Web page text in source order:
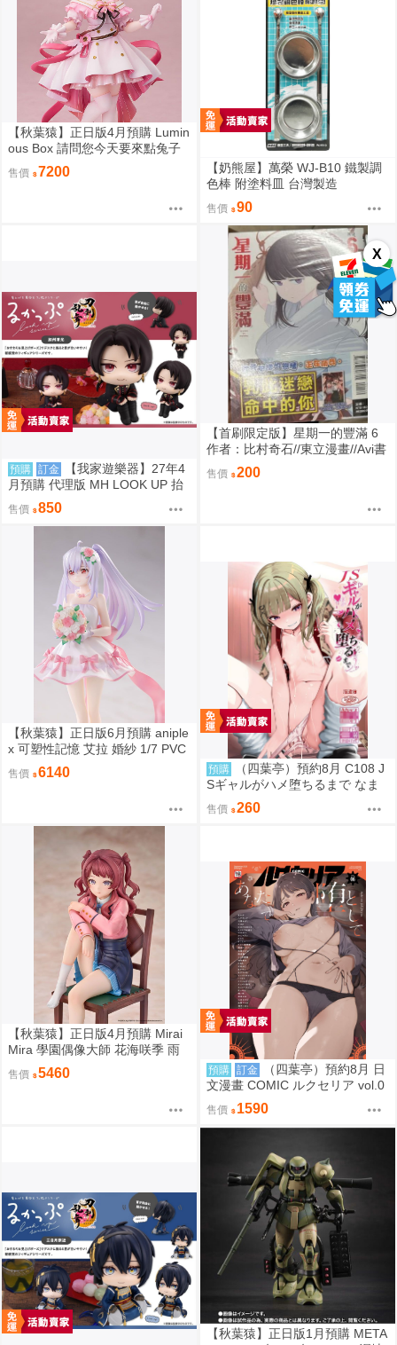
X
【秋葉猿】正日版4月預購 Lumin
ous Box 請問您今天要來點兔子
嗎？ 保登心愛 禮服 1/7 PVC 完
成品
售價 7200
【奶熊屋】萬榮 WJ-B10 鐵製調
色棒 附塗料皿 台灣製造
售價 90
預購 訂金
【我家遊樂器】27年4
月預購 代理版 MH LOOK UP 抬
頭系列 刀劍亂舞ONLINE 加州清
光
售價 850
【首刷限定版】星期一的豐滿 6
作者：比村奇石//東立漫畫//Avi書
售價 200
【秋葉猿】正日版6月預購 aniple
x 可塑性記憶 艾拉 婚紗 1/7 PVC
完成品
售價 6140 預購
（四葉亭）預約8月 C108 J
Sギャルがハメ堕ちるまで なま
もななせ
售價 260
【秋葉猿】正日版4月預購 Mirai
Mira 學園偶像大師 花海咲季 雨
後鳶尾花 特訓前 1/7 PVC 完成品
售價 5460 預購 訂金
（四葉亭）預約8月 日
文漫畫 COMIC ルクセリア vol.0
6 特典：B2掛軸、資料夾 あるぷ
售價 1590
【秋葉猿】正日版1月預購 META